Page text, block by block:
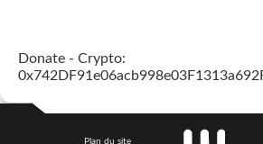
Donate - Crypto:
Plan du site